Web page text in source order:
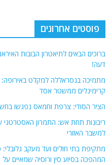
פוסטים אחרונים
ברוכים הבאים לתיאטרון הבובות
דעה!
מתמיכה בנסראללה למקלט באירופה:
קרימינלים ממשטר אסד
הציר הסודי: צרפת וחמאס נפגשו
ריבונות תחת אש: התמרון האסטרטגי
למשבר האזורי
מתקיפת בתי חולים ועד מעקב
המהפכה בסיוע סין ורוסיה שמאיים